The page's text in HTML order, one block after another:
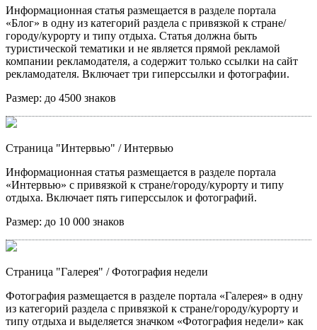
Информационная статья размещается в разделе портала
«Блог» в одну из категорий раздела с привязкой к стране/
городу/курорту и типу отдыха. Статья должна быть
туристической тематики и не является прямой рекламой
компании рекламодателя, а содержит только ссылки на сайт
рекламодателя. Включает три гиперссылки и фотографии.
Размер: до 4500 знаков
Страница "Интервью" / Интервью
Информационная статья размещается в разделе портала
«Интервью» с привязкой к стране/городу/курорту и типу
отдыха. Включает пять гиперссылок и фотографий.
Размер: до 10 000 знаков
Страница "Галерея" / Фотография недели
Фотография размещается в разделе портала «Галерея» в одну
из категорий раздела с привязкой к стране/городу/курорту и
типу отдыха и выделяется значком «Фотография недели» как